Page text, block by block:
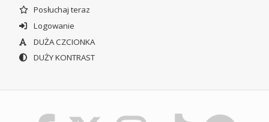
Posłuchaj teraz
Logowanie
DUŻA CZCIONKA
DUŻY KONTRAST